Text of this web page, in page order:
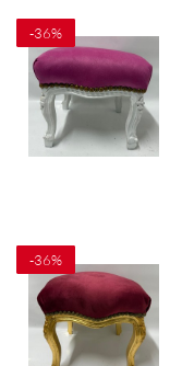
-36%
-36%